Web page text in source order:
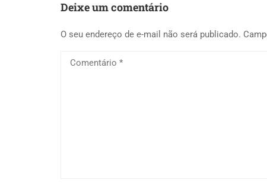
Deixe um comentário
O seu endereço de e-mail não será publicado.